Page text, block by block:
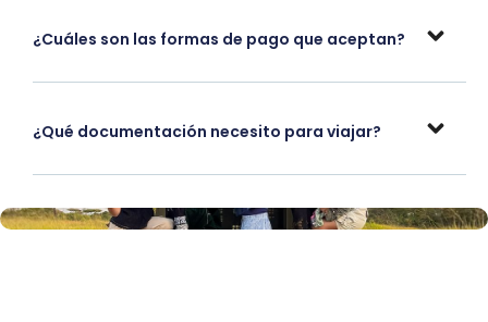
¿Cuáles son las formas de pago que aceptan?
¿Qué documentación necesito para viajar?